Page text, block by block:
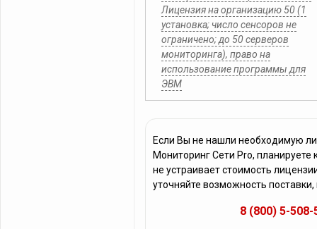
Лицензия на организацию 50 (1
установка; число сенсоров не
ограничено; до 50 серверов
мониторинга), право на
использование программы для
ЭВМ
Если Вы не нашли необходимую
Мониторинг Сети Pro,
не устраивает стоимость
уточняйте возможность
8 (800) 5-508-